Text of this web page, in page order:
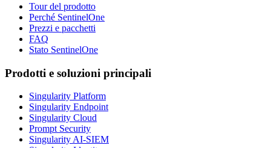
Tour del prodotto
Perché SentinelOne
Prezzi e pacchetti
FAQ
Stato SentinelOne
Prodotti e soluzioni principali
Singularity Platform
Singularity Endpoint
Singularity Cloud
Prompt Security
Singularity AI-SIEM